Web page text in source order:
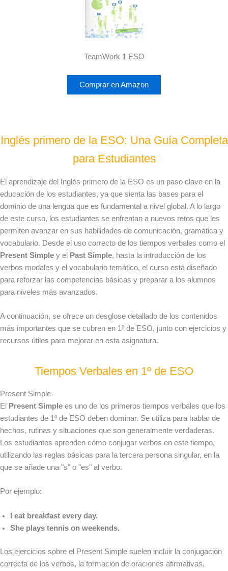
TeamWork 1 ESO
Comprar en Amazon
Inglés primero de la ESO: Una Guía Completa
para Estudiantes
El aprendizaje del Inglés primero de la ESO es un paso clave en la
educación de los estudiantes, ya que sienta las bases para el
dominio de una lengua que es fundamental a nivel global. A lo largo
de este curso, los estudiantes se enfrentan a nuevos retos que les
permiten avanzar en sus habilidades de comunicación, gramática y
vocabulario. Desde el uso correcto de los tiempos verbales como el
Present Simple y el Past Simple, hasta la introducción de los
verbos modales y el vocabulario temático, el curso está diseñado
para reforzar las competencias básicas y preparar a los alumnos
para niveles más avanzados.
A continuación, se ofrece un desglose detallado de los contenidos
más importantes que se cubren en 1º de ESO, junto con ejercicios y
recursos útiles para mejorar en esta asignatura.
Tiempos Verbales en 1º de ESO
Present Simple
El
Present Simple es uno de los primeros tiempos verbales que los
estudiantes de 1º de ESO deben dominar. Se utiliza para hablar de
hechos, rutinas y situaciones que son generalmente verdaderas.
Los estudiantes aprenden cómo conjugar verbos en este tiempo,
utilizando las reglas básicas para la tercera persona singular, en la
que se añade una "s" o "es" al verbo.
Por ejemplo:
I eat breakfast every day.
She plays tennis on weekends.
Los ejercicios sobre el Present Simple suelen incluir la conjugación
correcta de los verbos, la formación de oraciones afirmativas,